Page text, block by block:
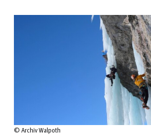
© Archiv Walpoth